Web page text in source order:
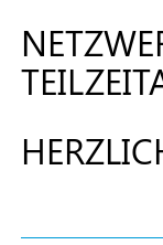
(TZA)
Infos